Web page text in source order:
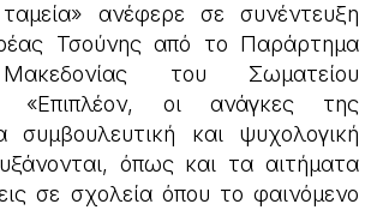
ανέφερε σε συνέντευξη
Τσούνης από το Παράρτημα
του Σωματείου
«Επιπλέον, οι ανάγκες της
συμβουλευτική και ψυχολογική
όπως και τα αιτήματα
σε σχολεία όπου το φαινόμενο